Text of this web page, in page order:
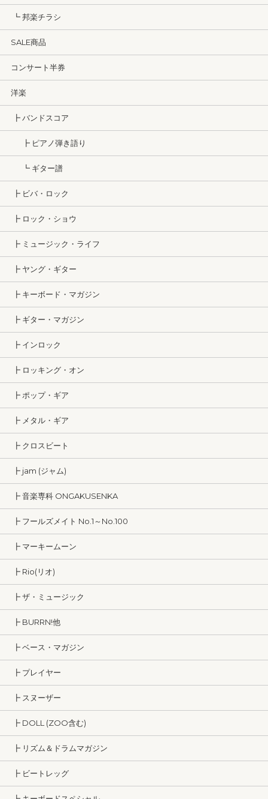
┗ 邦楽チラシ
SALE商品
コンサート半券
洋楽
┣ バンドスコア
┣ ピアノ弾き語り
┗ ギター譜
┣ ビバ・ロック
┣ ロック・ショウ
┣ ミュージック・ライフ
┣ ヤング・ギター
┣ キーボード・マガジン
┣ ギター・マガジン
┣ インロック
┣ ロッキング・オン
┣ ポップ・ギア
┣ メタル・ギア
┣ クロスビート
┣ jam (ジャム)
┣ 音楽専科 ONGAKUSENKA
┣ フールズメイト No.1～No.100
┣ マーキームーン
┣ Rio(リオ)
┣ ザ・ミュージック
┣ BURRN!他
┣ ベース・マガジン
┣ プレイヤー
┣ スヌーザー
┣ DOLL (ZOO含む)
┣ リズム＆ドラムマガジン
┣ ビートレッグ